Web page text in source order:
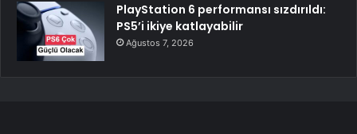
PlayStation 6 performansı sızdırıldı:
PS5’i ikiye katlayabilir
Ağustos 7, 2026